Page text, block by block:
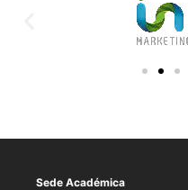
Sede Académica